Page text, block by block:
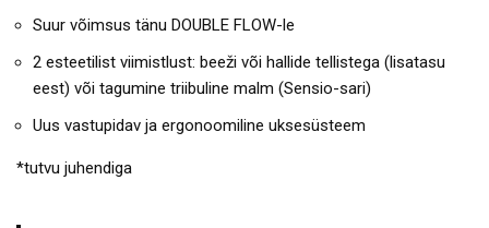
Suur võimsus tänu DOUBLE FLOW-le
2 esteetilist viimistlust: beeži või hallide tellistega (lisatasu
eest) või tagumine triibuline malm (Sensio-sari)
Uus vastupidav ja ergonoomiline uksesüsteem
*tutvu juhendiga